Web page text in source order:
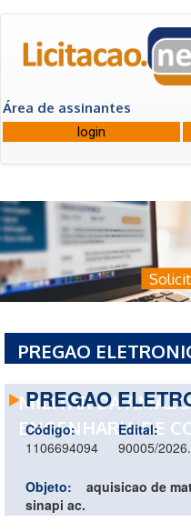
Área de assinantes
PREGAO
MILITAR DA
ENGENHARIA DE
PREGAO
Código:
1106694094
Edital:
90005/
Objeto:
aquisicao de
sinapi ac.